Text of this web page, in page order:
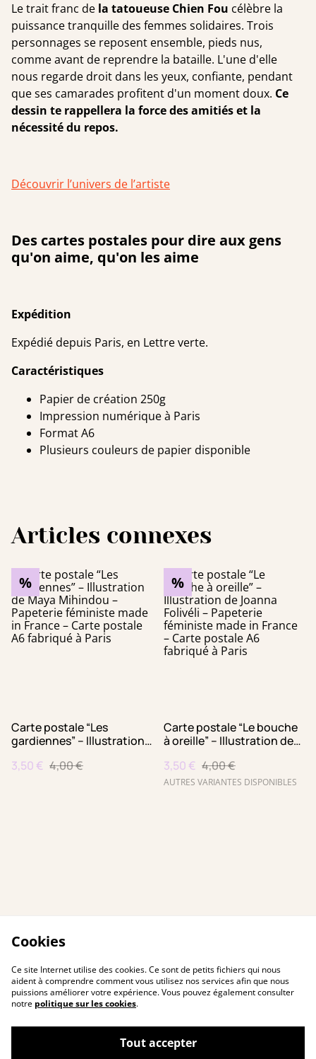
Le trait franc de la tatoueuse Chien Fou célèbre la
puissance tranquille des femmes solidaires. Trois
personnages se reposent ensemble, pieds nus,
comme avant de reprendre la bataille. L'une d'elle
nous regarde droit dans les yeux, confiante, pendant
que ses camarades profitent d'un moment doux. Ce
dessin te rappellera la force des amitiés et la
nécessité du repos.
Découvrir l’univers de l’artiste
Des cartes postales pour dire aux gens
qu'on aime, qu'on les aime
Expédition
Expédié depuis Paris, en Lettre verte.
Caractéristiques
Papier de création 250g
Impression numérique à Paris
Format A6
Plusieurs couleurs de papier disponible
Articles connexes
%
Carte postale “Les
gardiennes” – Illustration
Papeterie féministe made
3,50 € 4,00 €
%
Carte postale “Le bouche
à oreille” – Illustration de
féministe made in France –
Carte postale A6 fabriqué
3,50 € 4,00 €
AUTRES VARIANTES DISPONIBLES
Cookies
Ce site Internet utilise des cookies. Ce sont de petits fichiers qui nous
aident à comprendre comment vous utilisez nos services afin que nous
puissions améliorer votre expérience. Vous pouvez également consulter
notre politique sur les cookies.
Tout accepter